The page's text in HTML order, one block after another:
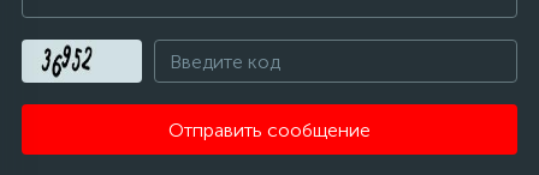
Отправить сообщение